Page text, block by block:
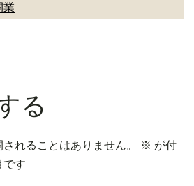
業
る
れることはありません。 ※ が付
です